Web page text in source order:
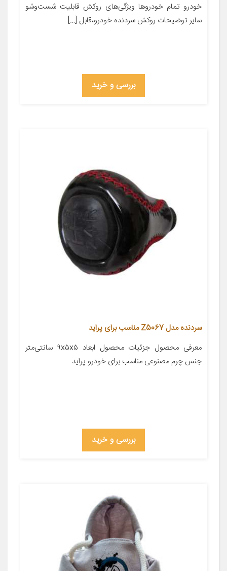
خودرو تمام خودروها ویژگی‌های روکش قابلیت شست‌وشو
سایر توضیحات روکش سردنده خودرو،قابل […]
بررسی و خرید
سردنده مدل Z5067 مناسب برای پراید
معرفی محصول جزئیات محصول ابعاد ۹x۵x۵ سانتی‌متر
جنس چرم مصنوعی مناسب برای خودرو پراید
بررسی و خرید